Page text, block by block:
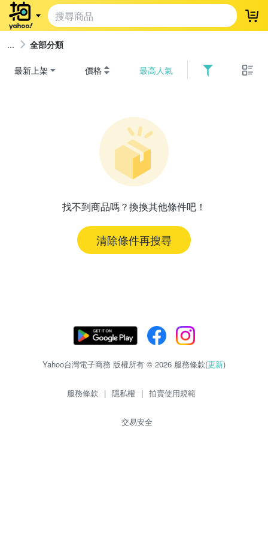
登
全部分類
最新上架 價格 最高人氣
找不到商品嗎？換換其他條件吧！
清除條件再搜尋
Yahoo台灣電子商務 版權所有 © 2026 服務條款(更新)
服務條款 | 隱私權 | 拍賣使用規範
交易安全